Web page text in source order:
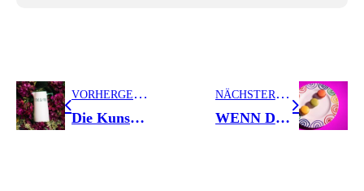
V
ORHERGEHENDER BEITRAG
Die Kunst des Schenkens – Handwerk mit Herz
N
ÄCHSTER BEITRAG
WENN DER REGEN GEHT UND DER REGENBOGEN BLEIBT